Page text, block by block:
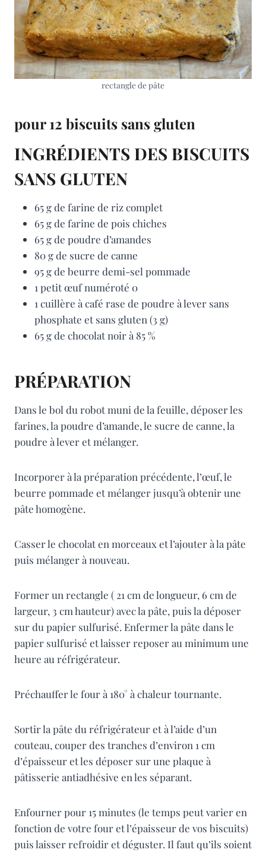
rectangle de pâte
pour 12 biscuits sans gluten
INGRÉDIENTS DES BISCUITS
SANS GLUTEN
65 g de farine de riz complet
65 g de farine de pois chiches
65 g de poudre d’amandes
80 g de sucre de canne
95 g de beurre demi-sel pommade
1 petit œuf numéroté 0
1 cuillère à café rase de poudre à lever sans
phosphate et sans gluten (3 g)
65 g de chocolat noir à 85 %
PRÉPARATION
Dans le bol du robot muni de la feuille, déposer les
farines, la poudre d’amande, le sucre de canne, la
poudre à lever et mélanger.
Incorporer à la préparation précédente, l’œuf, le
beurre pommade et mélanger jusqu’à obtenir une
pâte homogène.
Casser le chocolat en morceaux et l’ajouter à la pâte
puis mélanger à nouveau.
Former un rectangle ( 21 cm de longueur, 6 cm de
largeur, 3 cm hauteur) avec la pâte, puis la déposer
sur du papier sulfurisé. Enfermer la pâte dans le
papier sulfurisé et laisser reposer au minimum une
heure au réfrigérateur.
Préchauffer le four à 180° à chaleur tournante.
Sortir la pâte du réfrigérateur et à l’aide d’un
couteau, couper des tranches d’environ 1 cm
d’épaisseur et les déposer sur une plaque à
pâtisserie antiadhésive en les séparant.
Enfourner pour 15 minutes (le temps peut varier en
fonction de votre four et l’épaisseur de vos biscuits)
puis laisser refroidir et déguster. Il faut qu’ils soient